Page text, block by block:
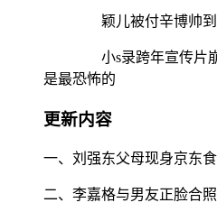
颖儿被付辛博帅到
小s录跨年宣传片
是最恐怖的
更新内容
一、刘强东父母现身京东
二、李嘉格与男友正脸合照